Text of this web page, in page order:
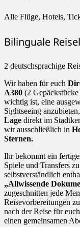
Alle Flüge, Hotels,
Bilinguale
2 deutschsprachige
Wir haben für euch
A380 (2
wichtig ist, eine
Sightseeing
Lage direkt im
wir ausschließlich in
Sternen.
Ihr bekommt ein
Spiele und Transfers
selbstverständlich
„Allwissende
zugeschnitten jede
Reisevorbereitungen
nach der Reise für
einen gemeinsamen